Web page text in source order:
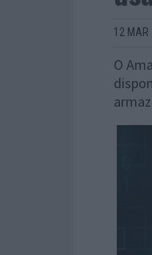
12 MAR
O